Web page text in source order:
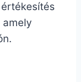
amely